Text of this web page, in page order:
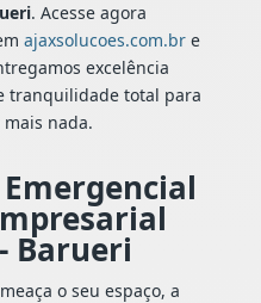
. Acesse agora
ajaxsolucoes.com.bre
excelência
tranquilidade total para
nada.
Barueri
o seu espaço, a